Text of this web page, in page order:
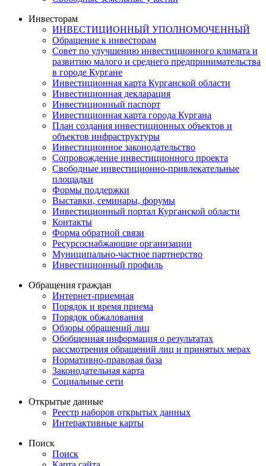
Инвесторам
ИНВЕСТИЦИОННЫЙ УПОЛНОМОЧЕННЫЙ
Обращение к инвесторам
Совет по улучшению инвестиционного климата и
развитию малого и среднего предпринимательства
в городе Кургане
Инвестиционная карта Курганской области
Инвестиционная декларация
Инвестиционный паспорт
Инвестиционная карта города Кургана
План создания инвестиционных объектов и
объектов инфраструктуры
Инвестиционное законодательство
Сопровождение инвестиционного проекта
Свободные инвестиционно-привлекательные
площадки
Формы поддержки
Выставки, семинары, форумы
Инвестиционный портал Курганской области
Контакты
Форма обратной связи
Ресурсоснабжающие организации
Муниципально-частное партнерство
Инвестиционный профиль
Обращения граждан
Интернет-приемная
Порядок и время приема
Порядок обжалования
Обзоры обращений лиц
Обобщенная информация о результатах
рассмотрения обращений лиц и принятых мерах
Нормативно-правовая база
Законодательная карта
Социальные сети
Открытые данные
Реестр наборов открытых данных
Интерактивные карты
Поиск
Поиск